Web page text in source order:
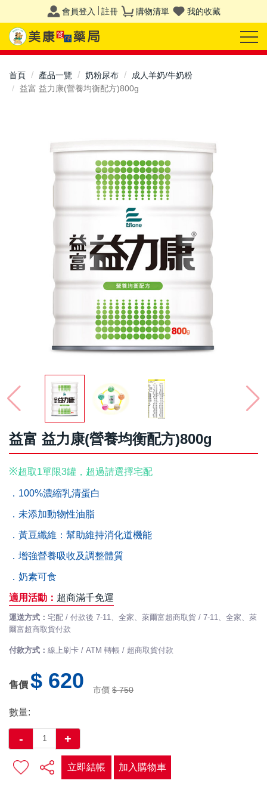
會員登入 註冊 購物清單 我的收藏
首頁 產品一覽 奶粉尿布
成人羊奶/牛奶粉
益富 益力康(營養均衡配方)800g
益富 益力康(營養均衡配方)800g
※超取1單限3罐 ，超過請選擇宅配
．100%濃縮乳清蛋白
．未添加動物性油脂
．黃豆纖維：幫助維持消化道機能
．增強營養吸收及調整體質
．奶素可食
適用活動： 超商滿千免運
運送方式： 宅配 / 付款後 7-11、全家、萊爾富超商取貨 / 7-11、全家、萊
爾富超商取貨付款
付款方式： 線上刷卡 / ATM 轉帳 / 超商取貨付款
售價 $ 620 市價 $ 750
數量:
- +
立即結帳 加入購物車